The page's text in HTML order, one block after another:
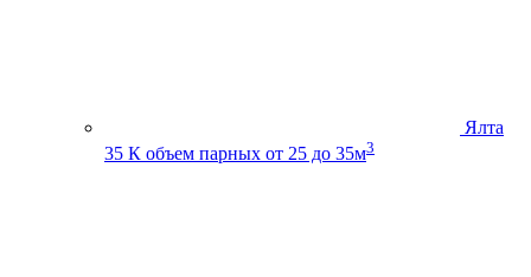
Ялта
35 К объем парных от 25 до 35м3